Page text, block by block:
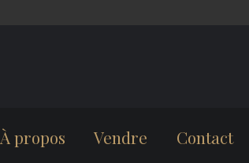
À propos Vendre Contact